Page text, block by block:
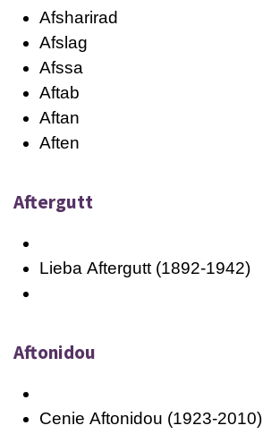
Afsharirad
Afslag
Afssa
Aftab
Aftan
Aften
Aftergutt
Lieba Aftergutt (1892-1942)
Aftonidou
Cenie Aftonidou (1923-2010)